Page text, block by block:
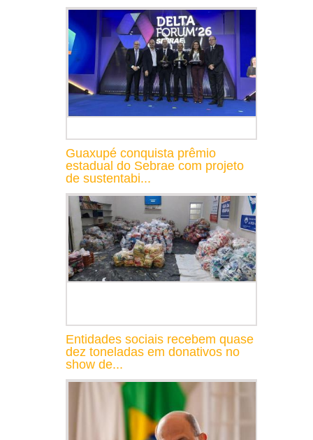
Guaxupé conquista prêmio
estadual do Sebrae com projeto
de sustentabi...
Entidades sociais recebem quase
dez toneladas em donativos no
show de...